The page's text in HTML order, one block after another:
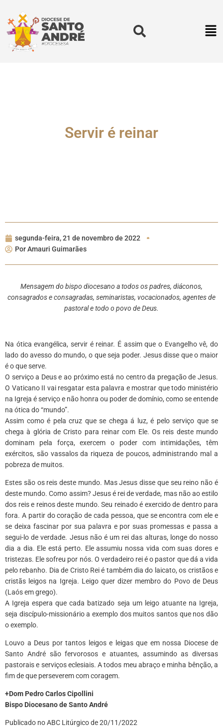
Servir é reinar
segunda-feira, 21 de novembro de 2022
PorAmauri Guimarães
Mensagem do bispo diocesano a todos os padres, diáconos,
consagrados e consagradas, seminaristas, vocacionados, agentes de
pastoral e todo o povo de Deus.
Na ótica evangélica, servir é reinar. É assim que o Evangelho vê, do
lado do avesso do mundo, o que seja poder. Jesus disse que o maior
é o que serve.
O serviço a Deus e ao próximo está no centro da pregação de Jesus.
O Vaticano II vai resgatar esta palavra e mostrar que todo ministério
na Igreja é serviço e não honra ou poder de domínio, como se entende
na ótica do “mundo”.
Assim como é pela cruz que se chega á luz, é pelo serviço que se
chega à glória de Cristo para reinar com Ele. Os reis deste mundo
dominam pela força, exercem o poder com intimidações, têm
exércitos, são vassalos da riqueza de poucos, administrando mal a
pobreza de muitos.
Estes são os reis deste mundo. Mas Jesus disse que seu reino não é
deste mundo. Como assim? Jesus é rei de verdade, mas não ao estilo
dos reis e reinos deste mundo. Seu reinado é exercido de dentro para
fora. A partir do coração de cada pessoa, que se encontra com ele e
se deixa fascinar por sua palavra e por suas promessas e passa a
segui-lo de verdade. Jesus não é um rei das alturas, longe do nosso
dia a dia. Ele está perto. Ele assumiu nossa vida com suas dores e
tristezas. Ele sofreu por nós. O verdadeiro rei é o pastor que dá a vida
pelo rebanho. Dia de Cristo Rei é também dia do laicato, os cristãos e
cristãs leigos na Igreja. Leigo quer dizer membro do Povo de Deus
(Laós em grego).
A Igreja espera que cada batizado seja um leigo atuante na Igreja,
seja discípulo-missionário a exemplo dos muitos santos que nos dão
o exemplo.
Louvo a Deus por tantos leigos e leigas que em nossa Diocese de
Santo André são fervorosos e atuantes, assumindo as diversas
pastorais e serviços eclesiais. A todos meu abraço e minha bênção, a
fim de que perseverem com coragem.
+Dom Pedro Carlos Cipollini
Bispo Diocesano de Santo André
Publicado no ABC Litúrgico de 20/11/2022